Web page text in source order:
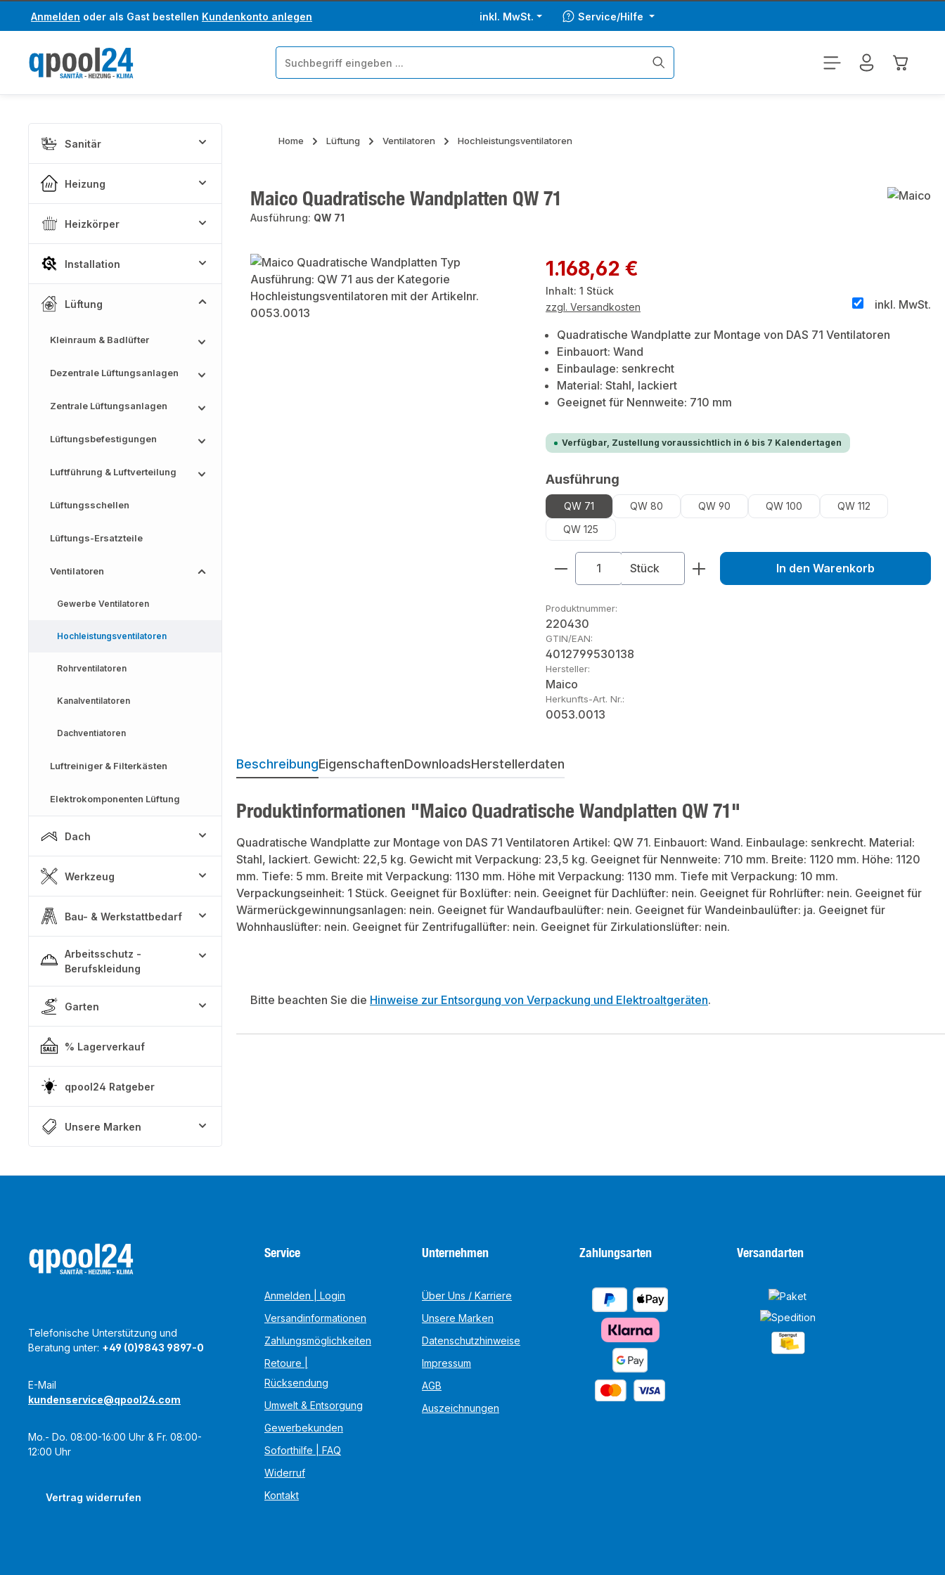
Hauptinhalt springen
Zur Suche springen
Anmelden oder als Gast bestellen Kundenkonto anlegen inkl. MwSt. Service/Hilfe
Sanitär
Heizung
Heizkörper
Installation
Lüftung
Kleinraum & Badlüfter
Dezentrale Lüftungsanlagen
Zentrale Lüftungsanlagen
Lüftungsbefestigungen
Luftführung & Luftverteilung
Lüftungsschellen
Lüftungs-Ersatzteile
Ventilatoren
Gewerbe Ventilatoren
Hochleistungsventilatoren
Rohrventilatoren
Kanalventilatoren
Dachventiatoren
Luftreiniger & Filterkästen
Elektrokomponenten Lüftung
Dach
Werkzeug
Bau- & Werkstattbedarf
Arbeitsschutz -
Berufskleidung
Garten
% Lagerverkauf
qpool24 Ratgeber
Unsere Marken
Home Lüftung Ventilatoren Hochleistungsventilatoren
Maico Quadratische Wandplatten QW 71
Ausführung: QW 71
Bildergalerie überspringen Regulärer Preis:
1.168,62 €
Inhalt: 1 Stück
inkl. MwSt.
zzgl. Versandkosten
Quadratische Wandplatte zur Montage von DAS 71 Ventilatoren
Einbauort: Wand
Einbaulage: senkrecht
Material: Stahl, lackiert
Geeignet für Nennweite: 710 mm
Verfügbar, Zustellung voraussichtlich in 6 bis 7 Kalendertagen
Ausführung
QW 71 QW 80 QW 90 QW 100
QW 112
QW 125
Produkt Anzahl: Gib den gewünschten Wert
Stück In den Warenkorb
Produktnummer:
220430
GTIN/EAN:
4012799530138
Hersteller:
Maico
Herkunfts-Art. Nr.:
0053.0013
BeschreibungEigenschaftenDownloadsHerstellerdaten
Produktinformationen "Maico Quadratische Wandplatten QW 71"
Quadratische Wandplatte zur Montage von DAS 71 Ventilatoren Artikel: QW 71. Einbauort: Wand. Einbaulage: senkrecht. Material:
Stahl, lackiert. Gewicht: 22,5 kg. Gewicht mit Verpackung: 23,5 kg. Geeignet für Nennweite: 710 mm. Breite: 1120 mm. Höhe: 1120
mm. Tiefe: 5 mm. Breite mit Verpackung: 1130 mm. Höhe mit Verpackung: 1130 mm. Tiefe mit Verpackung: 10 mm.
Verpackungseinheit: 1 Stück. Geeignet für Boxlüfter: nein. Geeignet für Dachlüfter: nein. Geeignet für Rohrlüfter: nein. Geeignet für
Wärmerückgewinnungsanlagen: nein. Geeignet für Wandaufbaulüfter: nein. Geeignet für Wandeinbaulüfter: ja. Geeignet für
Wohnhauslüfter: nein. Geeignet für Zentrifugallüfter: nein. Geeignet für Zirkulationslüfter: nein.
Bitte beachten Sie die Hinweise zur Entsorgung von Verpackung und Elektroaltgeräten.
Telefonische Unterstützung und
Beratung unter: +49 (0)9843 9897-0
E-Mail
kundenservice@qpool24.com
Mo.- Do. 08:00-16:00 Uhr & Fr. 08:00-
12:00 Uhr
Vertrag widerrufen
Service
Anmelden | Login
Versandinformationen
Zahlungsmöglichkeiten
Retoure |
Rücksendung
Umwelt & Entsorgung
Gewerbekunden
Soforthilfe | FAQ
Widerruf
Kontakt
Unternehmen
Über Uns / Karriere
Unsere Marken
Datenschutzhinweise
Impressum
AGB
Auszeichnungen
Zahlungsarten Versandarten